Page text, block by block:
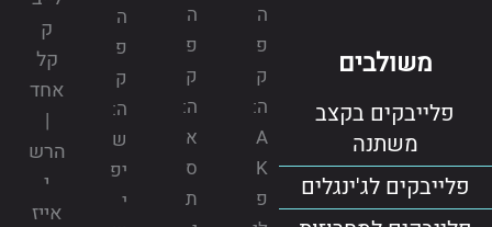
משולבים
פלייבקים בקצב
משתנה
פלייבקים לג'ינגלים
ה
פ
ק
ה:
A
K
פ
ה
פ
ק
ה:
א
ס
ת
ה
פ
ק
ה:
ש
יפ
י